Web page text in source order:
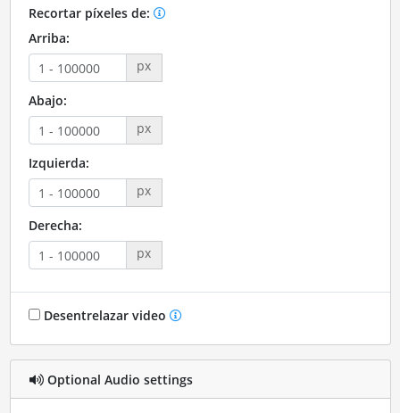
Recortar píxeles de:
Arriba:
px
Abajo:
px
Izquierda:
px
Derecha:
px
Desentrelazar video
Optional Audio settings